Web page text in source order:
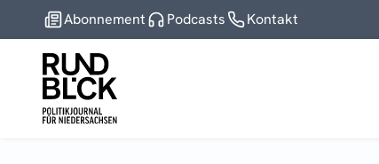
Abonnement Podcasts Kontakt